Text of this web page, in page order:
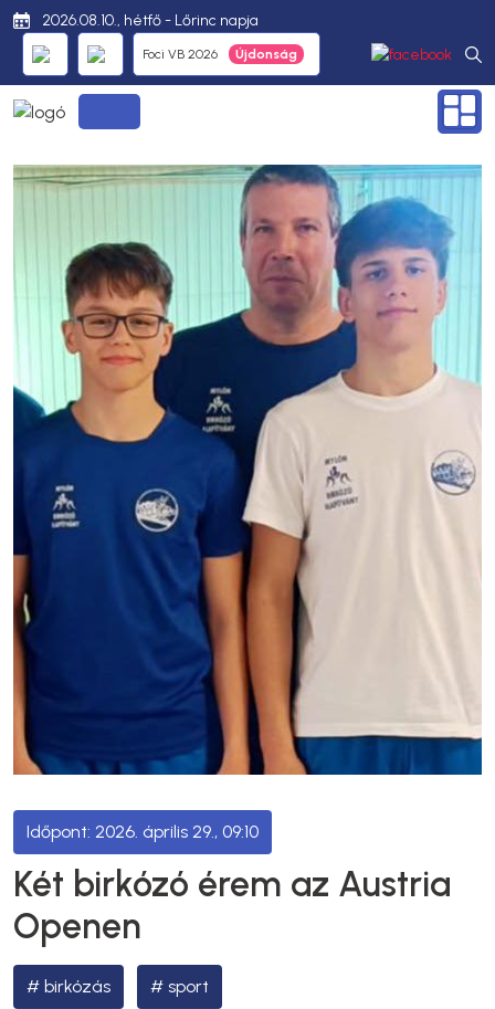
2026.08.10., hétfő - Lőrinc napja
Foci VB 2026
2026. április 29., 09:10
Két birkózó érem az Austria
Openen
birkózás sport